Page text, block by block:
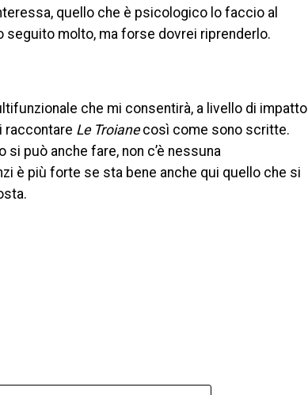
quello che è psicologico lo faccio al
seguito molto, ma forse dovrei riprenderlo.
che mi consentirà, a livello di impatto
raccontare Le Troianecosì come sono scritte.
può anche fare, non c’è nessuna
è più forte se sta bene anche qui quello che si